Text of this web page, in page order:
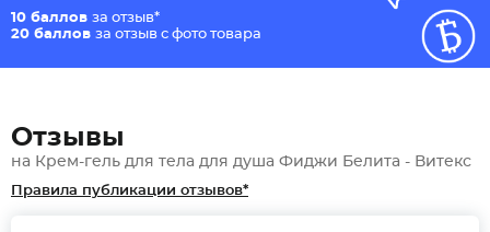
10 баллов за отзыв*
20 баллов за отзыв с фото товара
Отзывы
на Крем-гель для тела для душа Фиджи Белита - Витекс
Правила публикации отзывов*